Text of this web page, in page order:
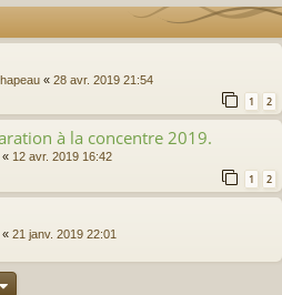
r
r
r
« 28 avr. 2019 21:54
1 2
à la concentre 2019.
« 12 avr. 2019 16:42
1 2
« 21 janv. 2019 22:01